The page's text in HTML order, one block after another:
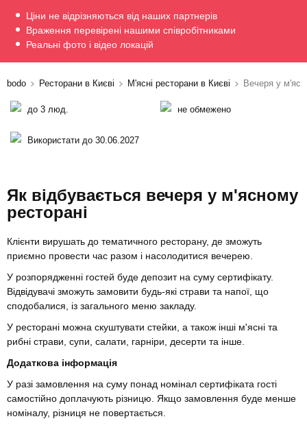
Ціни не відрізняються від наших партнерів
Враження перевірені нашими співробітниками
Реальні фото і відео локацій
bodo Ресторани в Києві М'ясні ресторани в Києві Вечеря у
до 3 люд. не обмежено
Використати до 30.06.2027
Як відбувається вечеря у м'ясному
ресторані
Клієнти вирушать до тематичного ресторану, де зможуть
приємно провести час разом і насолодитися вечерею.
У розпорядженні гостей буде депозит на суму сертифікату.
Відвідувачі зможуть замовити будь-які страви та напої, що
сподобалися, із загального меню закладу.
У ресторані можна скуштувати стейки, а також інші м'ясні та
рибні страви, супи, салати, гарніри, десерти та інше.
Додаткова інформація
У разі замовлення на суму понад номінал сертифіката гості
самостійно доплачують різницю. Якщо замовлення буде менше
номіналу, різниця не повертається.